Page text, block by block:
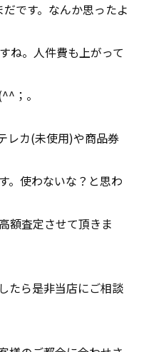
です。なんか思ったよ
ね。人件費も上がって
；。
レカ(未使用)や商品券
。使わないな？と思わ
額査定させて頂きま
たら是非当店にご相談